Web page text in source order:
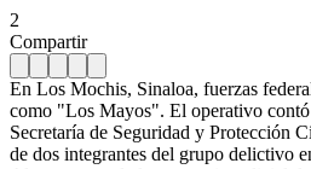
2
Compartir
En Los Mochis, Sinaloa, fuerzas
como "Los Mayos". El operativo
Secretaría de Seguridad y Protección
de dos integrantes del grupo delictivo